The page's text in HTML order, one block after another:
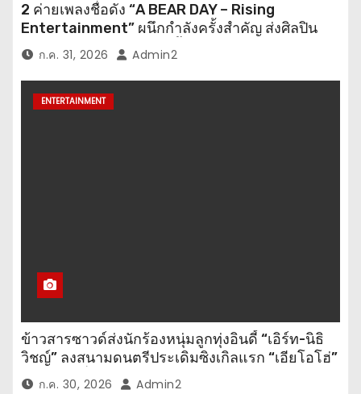
2 ค่ายเพลงชื่อดัง “A BEAR DAY – Rising
Entertainment” ผนึกกำลังครั้งสำคัญ ส่งศิลปิน
“เบสท์ – เบลล์” ปล่อยซิงเกิ้ลพิเศษ เอาใจคนอินเลิฟ
ก.ค. 31, 2026 Admin2
ENTERTAINMENT
ข้าวสารซาวด์ส่งนักร้องหนุ่มลูกทุ่งอินดี้ “เอิร์ท-นิธิ
วิชญ์” ลงสนามดนตรีประเดิมซิงเกิลแรก “เอียโอโฮ่”
เพลงสนุกที่ให้กำลังใจทุกคนในยามท้อแท้
ก.ค. 30, 2026 Admin2